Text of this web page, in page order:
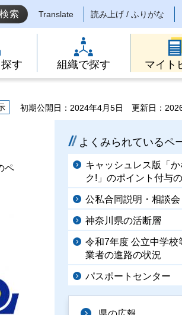
Translate 読み上げ / ふりがな
す 組織で探す マイト
初期公開日：2024年4月5日 更新日：
ペ
よくみられているペ
キャッシュレス版「か
ク!」のポイント付与
公私合同説明・相談会
神奈川県の活断層
令和7年度 公立中学校
業者の進路の状況
パスポートセンター